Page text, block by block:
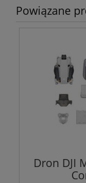
Powiązane
Dron DJI